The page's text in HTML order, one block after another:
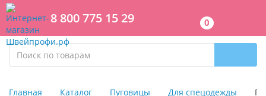
8 800 775 15 29 0
Главная Каталог Пуговицы Для спецодежды